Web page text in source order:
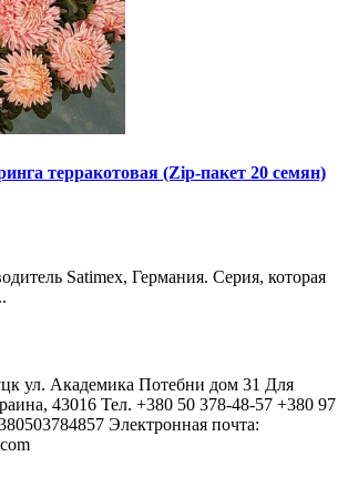
терракотовая (Zip-пакет 20 семян)
Satimex, Германия. Серия, которая
ул. Академика Потебни дом 31 Для
43016 Тел. +380 50 378-48-57 +380 97
Электронная почта: